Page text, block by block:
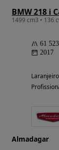
BMW 218 i
1499 cm3 • 136
61
2017
Almadagar